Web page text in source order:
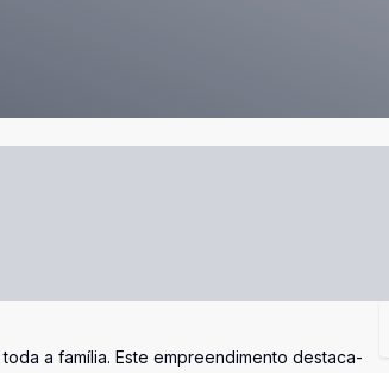
a família. Este empreendimento destaca-